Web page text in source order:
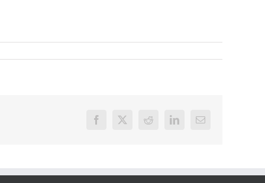
Facebook
X Reddit LinkedInEmail